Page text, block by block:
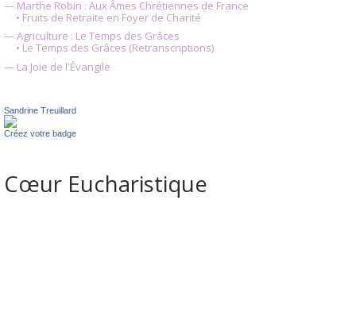
— Marthe Robin : Aux Âmes Chrétiennes de France
• Fruits de Retraite en Foyer de Charité
— Agriculture : Le Temps des Grâces
• Le Temps des Grâces (Retranscriptions)
— La Joie de l'Évangile
Sandrine Treuillard
Créez votre badge
Cœur Eucharistique